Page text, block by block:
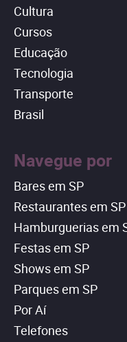
Cultura
Cursos
Educação
Tecnologia
Transporte
Brasil
Navegue por
Bares em SP
Restaurantes em SP
Hamburguerias em
Festas em SP
Shows em SP
Parques em SP
Por Aí
Telefones